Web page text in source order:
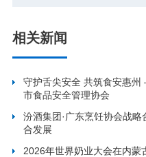
相关新闻
守护舌尖安全 共筑食安惠
市食品安全管理协会
汾酒集团·广东烹饪协会战
合发展
2026年世界奶业大会在内蒙